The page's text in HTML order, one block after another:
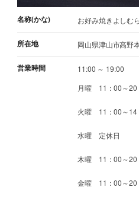
名称(かな) お好み焼きよしむ
所在地 岡山県津山市高野
営業時間
11:00 ～ 19:00
月曜 11：00～
火曜 11：00～
水曜 定休日
木曜 11：00～20
金曜 11：00～20